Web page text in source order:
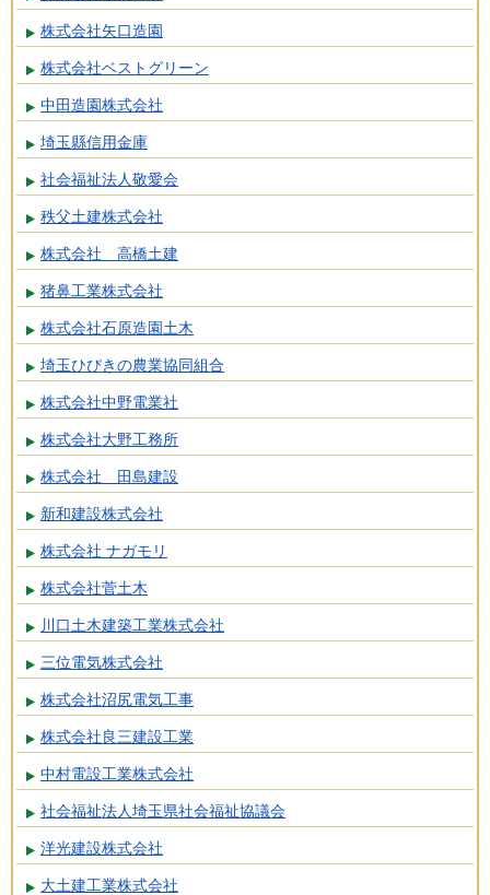
株式会社矢口造園
株式会社ベストグリーン
中田造園株式会社
埼玉縣信用金庫
社会福祉法人敬愛会
秩父土建株式会社
株式会社 高橋土建
猪鼻工業株式会社
株式会社石原造園土木
埼玉ひびきの農業協同組合
株式会社中野電業社
株式会社大野工務所
株式会社 田島建設
新和建設株式会社
株式会社 ナガモリ
株式会社菅土木
川口土木建築工業株式会社
三位電気株式会社
株式会社沼尻電気工事
株式会社良三建設工業
中村電設工業株式会社
社会福祉法人埼玉県社会福祉協議会
洋光建設株式会社
大土建工業株式会社